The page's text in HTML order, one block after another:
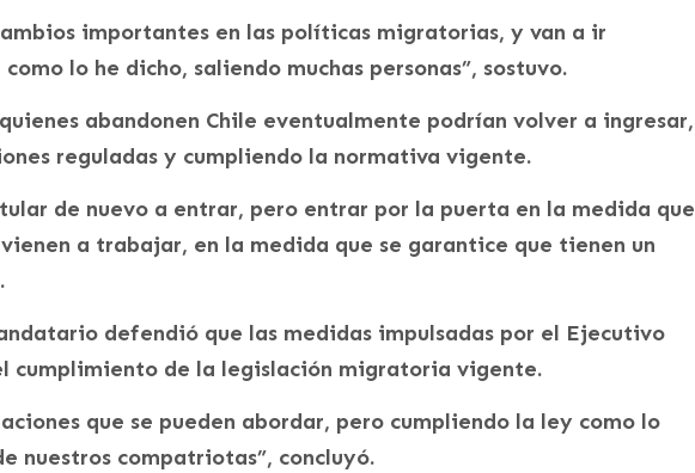
importantes en las políticas migratorias, y van a ir
lo he dicho, saliendo muchas personas”, sostuvo.
abandonen Chile eventualmente podrían volver a ingresar,
reguladas y cumpliendo la normativa vigente.
de nuevo a entrar, pero entrar por la puerta en la medida que
a trabajar, en la medida que se garantice que tienen un
defendió que las medidas impulsadas por el Ejecutivo
cumplimiento de la legislación migratoria vigente.
que se pueden abordar, pero cumpliendo la ley como lo
nuestros compatriotas”, concluyó.